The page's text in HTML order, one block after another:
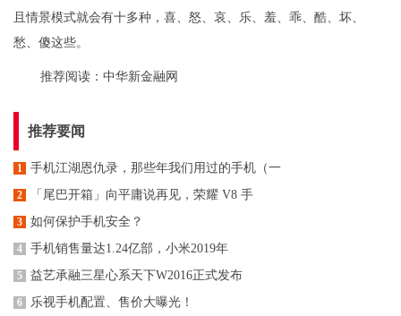
且情景模式就会有十多种，喜、怒、哀、乐、羞、乖、酷、坏、
愁、傻这些。
推荐阅读： 中华新金融网
推荐要闻
1 手机江湖恩仇录，那些年我们用过的手机（一
2 「尾巴开箱」向平庸说再见，荣耀 V8 手
3 如何保护手机安全？
4 手机销售量达1.24亿部，小米2019年
5 益艺承融三星心系天下W2016正式发布
6 乐视手机配置、售价大曝光！